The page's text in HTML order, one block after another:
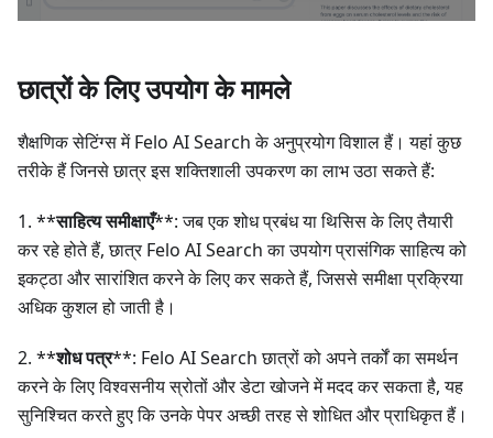
छात्रों के लिए उपयोग के मामले
शैक्षणिक सेटिंग्स में Felo AI Search के अनुप्रयोग विशाल हैं। यहां कुछ
तरीके हैं जिनसे छात्र इस शक्तिशाली उपकरण का लाभ उठा सकते हैं:
1. **साहित्य समीक्षाएँ**: जब एक शोध प्रबंध या थिसिस के लिए तैयारी
कर रहे होते हैं, छात्र Felo AI Search का उपयोग प्रासंगिक साहित्य को
इकट्ठा और सारांशित करने के लिए कर सकते हैं, जिससे समीक्षा प्रक्रिया
अधिक कुशल हो जाती है।
2. **शोध पत्र**: Felo AI Search छात्रों को अपने तर्कों का समर्थन
करने के लिए विश्वसनीय स्रोतों और डेटा खोजने में मदद कर सकता है, यह
सुनिश्चित करते हुए कि उनके पेपर अच्छी तरह से शोधित और प्राधिकृत हैं।